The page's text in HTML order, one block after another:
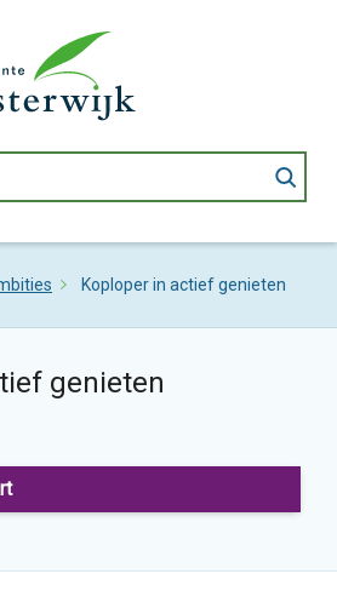
Koploper in actief genieten
genieten